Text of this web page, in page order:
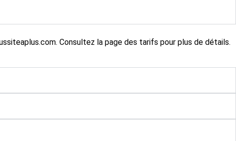
. Consultez la page des tarifs pour plus de détails.